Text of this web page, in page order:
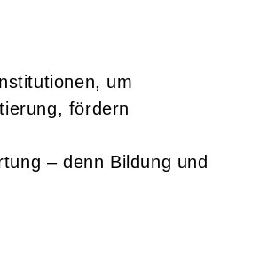
um
fördern
– denn Bildung und